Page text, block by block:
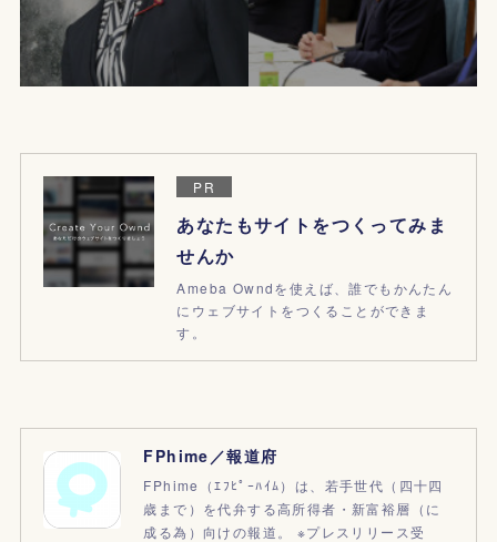
PR
あなたもサイトをつくってみま
せんか
Ameba Owndを使えば、誰でもかんたん
にウェブサイトをつくることができま
す。
FPhime／報道府
FPhime（ｴﾌﾋﾟｰﾊｲﾑ）は、若手世代（四十四
歳まで）を代弁する高所得者・新富裕層（に
成る為）向けの報道。 ※プレスリリース受